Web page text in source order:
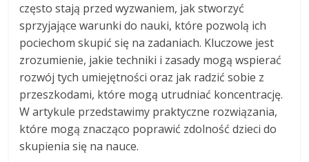
często stają przed wyzwaniem, jak stworzyć
sprzyjające warunki do nauki, które pozwolą ich
pociechom skupić się na zadaniach. Kluczowe jest
zrozumienie, jakie techniki i zasady mogą wspierać
rozwój tych umiejętności oraz jak radzić sobie z
przeszkodami, które mogą utrudniać koncentrację.
W artykule przedstawimy praktyczne rozwiązania,
które mogą znacząco poprawić zdolność dzieci do
skupienia się na nauce.